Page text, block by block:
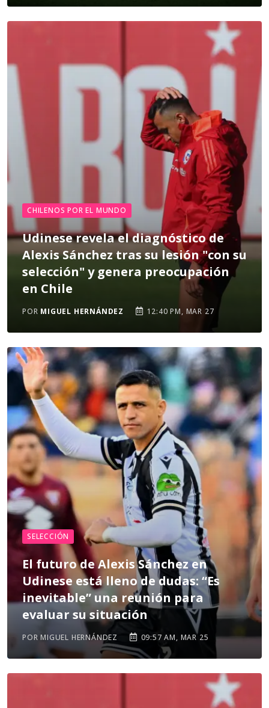
CHILENOS POR EL MUNDO
Udinese revela el diagnóstico de
Alexis Sánchez tras su lesión "con su
selección" y genera preocupación
en Chile
POR MIGUEL HERNÁNDEZ 12:40 PM, MAR 27
SELECCIÓN
El futuro de Alexis Sánchez en
Udinese está lleno de dudas: “Es
inevitable” una reunión para
evaluar su situación
POR MIGUEL HERNÁNDEZ 09:57 AM, MAR 25